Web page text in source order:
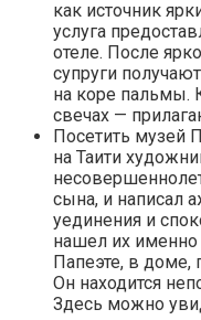
как источник
услуга
отеле. После
супруги
на коре пальмы.
свечах —
Посетить музей
на Таити
сына, и написал
уединения и
нашел их именно
Папеэте, в доме,
Он находится
Здесь можно